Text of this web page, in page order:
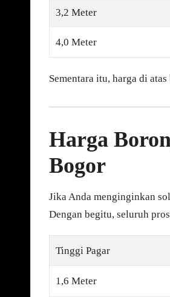
3,2 Meter
4,0 Meter
Sementara itu, harga di
Harga
Bogor
Jika Anda menginginkan
Dengan begitu, seluruh
Tinggi Pagar
1,6 Meter